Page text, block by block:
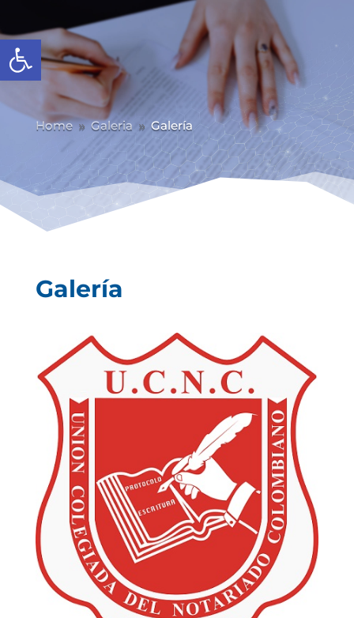
Abrir barra de herramientas
Home 9 Galeria 9 Galería
Galería